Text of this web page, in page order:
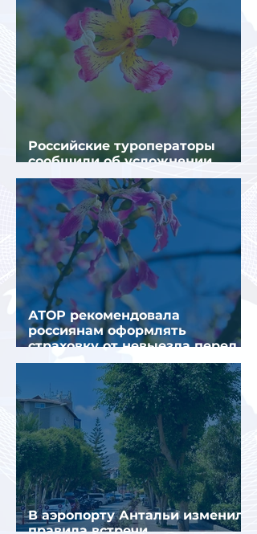
Российские туроператоры
сообщили об усложнении
получения виз в Грецию
АТОР рекомендовала
россиянам оформлять
страховку от невыезда перед
поездкой в Грецию
В аэропорту Антальи изменили
правила встречи